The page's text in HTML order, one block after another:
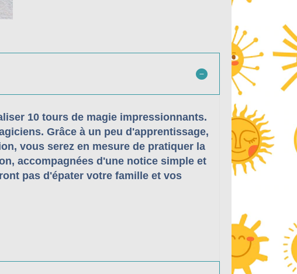
10 tours de magie impressionnants.
Grâce à un peu d'apprentissage,
vous serez en mesure de pratiquer la
accompagnées d'une notice simple et
pas d'épater votre famille et vos